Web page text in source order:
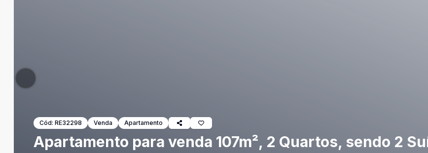
Cód: RE32298 Venda Apartamento
Apartamento para venda 107m², 2 Quartos, sendo 2